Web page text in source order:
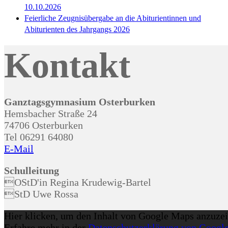
10.10.2026
Feierliche Zeugnisübergabe an die Abiturientinnen und
Abiturienten des Jahrgangs 2026
Kontakt
Ganztagsgymnasium Osterburken
Hemsbacher Straße 24
74706 Osterburken
Tel 06291 64080
E-Mail
Schulleitung
OStD'in Regina Krudewig-Bartel
StD Uwe Rossa
Inhalt
von
Hier klicken, um den Inhalt von Google Maps